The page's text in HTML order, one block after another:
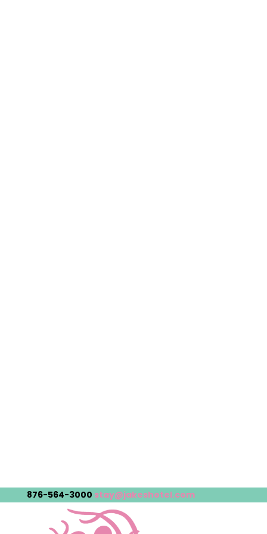
876-564-3000 stay@jakeshotel.com